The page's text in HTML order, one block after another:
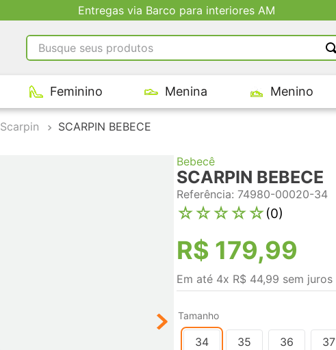
Entregas via Barco para interiores AM
Busque seus produtos
Feminino Menina Menino
Scarpin SCARPIN BEBECE
Bebecê
SCARPIN BEBECE
Referência: 74980-00020-34
☆☆☆☆☆(0)
R$ 179,99
Em até 4x R$ 44,99 sem juros
Tamanho
34 35 36 37
TERMOS MAIS BUSCADOS
tênis masculino
tenis feminino